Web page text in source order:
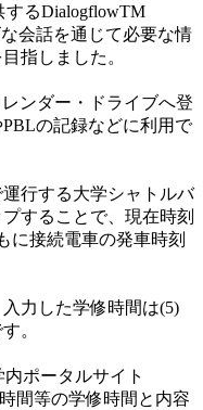
するDialogflowTM
会話を通じて必要な情
指しました。
ンダー・ドライブへ登
の記録などに利用で
行する大学シャトルバ
することで、現在時刻
に接続電車の発車時刻
力した学修時間は(5)
。
ポータルサイト
間等の学修時間と内容